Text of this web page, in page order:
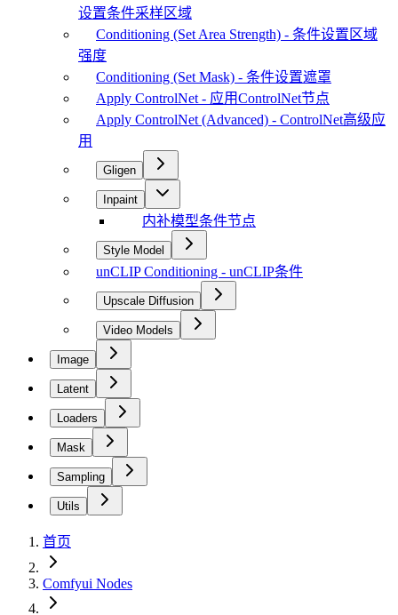
设置条件采样区域
Conditioning (Set Area Strength) - 条件设置区域
强度
Conditioning (Set Mask) - 条件设置遮罩
Apply ControlNet - 应用ControlNet节点
Apply ControlNet (Advanced) - ControlNet高级应
用
Gligen
Inpaint
内补模型条件节点
Style Model
unCLIP Conditioning - unCLIP条件
Upscale Diffusion
Video Models
Image
Latent
Loaders
Mask
Sampling
Utils
首页
Comfyui Nodes